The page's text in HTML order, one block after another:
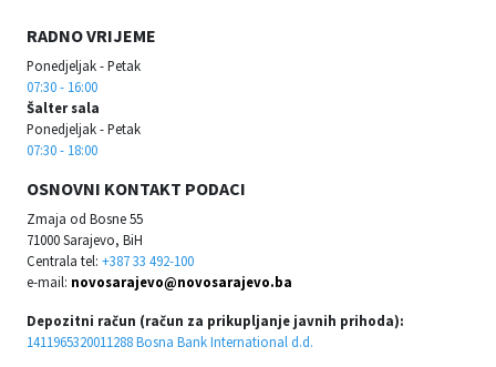
RADNO VRIJEME
Ponedjeljak - Petak
07:30 - 16:00
Šalter sala
Ponedjeljak - Petak
07:30 - 18:00
OSNOVNI KONTAKT PODACI
Zmaja od Bosne 55
71000 Sarajevo, BiH
Centrala tel: +387 33 492-100
e-mail: novosarajevo@novosarajevo.ba
Depozitni račun (račun za prikupljanje javnih prihoda):
1411965320011288 Bosna Bank International d.d.